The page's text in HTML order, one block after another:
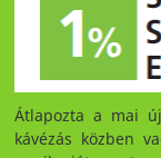
Átlapozta a mai
kávézás közben